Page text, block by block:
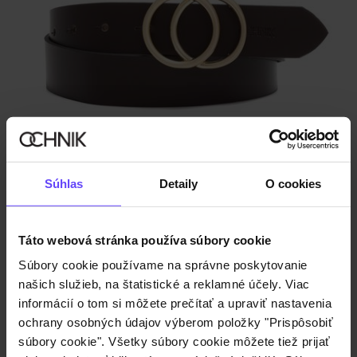
Súhlas Detaily O cookies
Táto webová stránka používa súbory cookie
Súbory cookie používame na správne poskytovanie
našich služieb, na štatistické a reklamné účely. Viac
informácií o tom si môžete prečítať a upraviť nastavenia
ochrany osobných údajov výberom položky "Prispôsobiť
súbory cookie". Všetky súbory cookie môžete tiež prijať
Dámsky opasok z hnedej kože
€24,90